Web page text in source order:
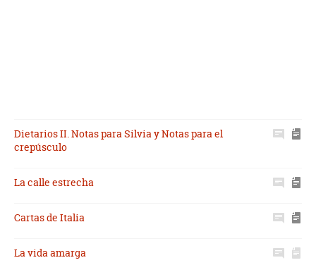
Dietarios II. Notas para Silvia y Notas para el
crepúsculo
La calle estrecha
Cartas de Italia
La vida amarga